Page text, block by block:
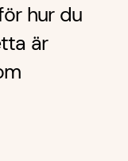
hur du
är